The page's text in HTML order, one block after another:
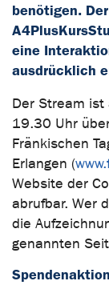
benötigen.
eine
ausdrücklich
Der Stream
19.30 Uhr
Fränkischen
Erlangen (
Website der
abrufbar. Wer
die
genannten